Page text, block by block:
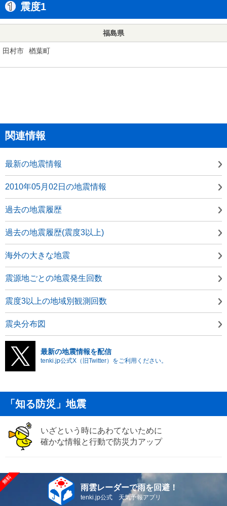
震度1
福島県
田村市 楢葉町
関連情報
最新の地震情報
2010年05月02日の地震情報
過去の地震履歴
過去の地震履歴(震度3以上)
海外の大きな地震
震源地ごとの地震発生回数
震度3以上の地域別観測回数
震央分布図
最新の地震情報を配信
tenki.jp公式X（旧Twitter）をご利用ください。
「知る防災」地震
いざという時にあわてないために
確かな情報と行動で防災力アップ
雨雲レーダーで雨を回避！
tenki.jp公式 天気予報アプリ